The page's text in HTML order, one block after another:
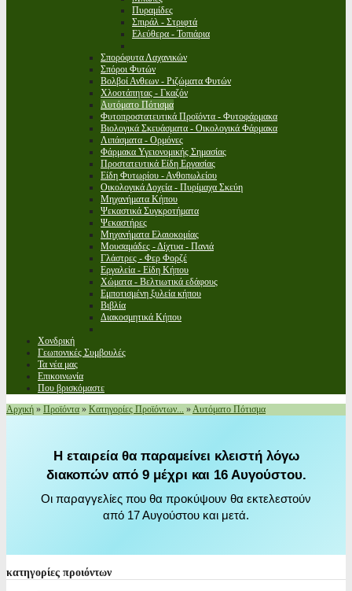
Πυραμίδες
Σπιράλ - Στριφτά
Ελεύθερα - Τοπιάρια
Σπορόφυτα Λαχανικών
Σπόροι Φυτών
Βολβοί Ανθεων - Ριζώματα Φυτών
Χλοοτάπητας - Γκαζόν
Αυτόματο Πότισμα
Φυτοπροστατευτικά Προϊόντα - Φυτοφάρμακα
Βιολογικά Σκευάσματα - Οικολογικά Φάρμακα
Λιπάσματα - Ορμόνες
Φάρμακα Υγειονομικής Σημασίας
Προστατευτικά Είδη Εργασίας
Είδη Φυτωρίου - Ανθοπωλείου
Οικολογικά Δοχεία - Πυρίμαχα Σκεύη
Μηχανήματα Κήπου
Ψεκαστικά Συγκροτήματα
Ψεκαστήρες
Μηχανήματα Ελαιοκομίας
Μουσαμάδες - Δίχτυα - Πανιά
Γλάστρες - Φερ Φορζέ
Εργαλεία - Είδη Κήπου
Χώματα - Βελτιωτικά εδάφους
Εμποτισμένη ξυλεία κήπου
Βιβλία
Διακοσμητικά Κήπου
Χονδρική
Γεωπονικές Συμβουλές
Τα νέα μας
Επικοινωνία
Που βρισκόμαστε
Αρχική » Προϊόντα » Κατηγορίες Προϊόντων... »Αυτόματο Πότισμα
Η εταιρεία θα παραμείνει κλειστή λόγω
διακοπών από 9 μέχρι και 16 Αυγούστου.
Οι παραγγελίες που θα προκύψουν θα εκτελεστούν
από 17 Αυγούστου και μετά.
κατηγορίες προιόντων